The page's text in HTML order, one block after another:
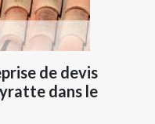
de devis
dans le